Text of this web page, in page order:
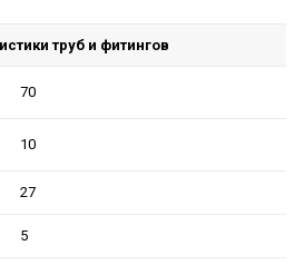
труб и фитингов
70
10
27
5